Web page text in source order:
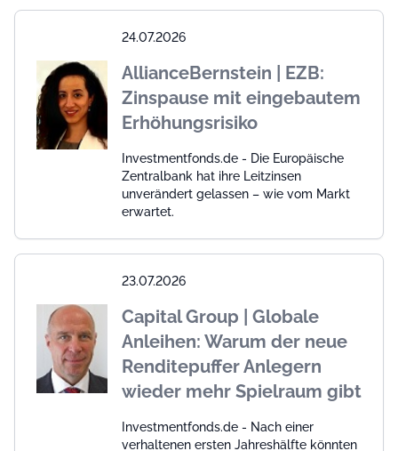
24.07.2026
AllianceBernstein | EZB:
Zinspause mit eingebautem
Erhöhungsrisiko
Investmentfonds.de - Die Europäische
Zentralbank hat ihre Leitzinsen
unverändert gelassen – wie vom Markt
erwartet.
23.07.2026
Capital Group | Globale
Anleihen: Warum der neue
Renditepuffer Anlegern
wieder mehr Spielraum gibt
Investmentfonds.de - Nach einer
verhaltenen ersten Jahreshälfte könnten